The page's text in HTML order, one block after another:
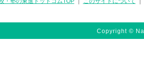
Copyright ©